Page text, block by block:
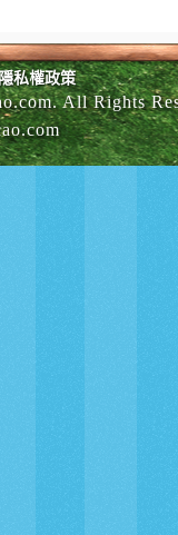
私權政策
All Rights